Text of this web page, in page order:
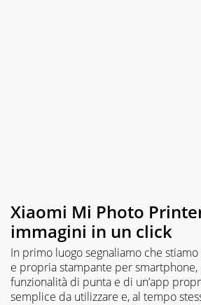
Xiaomi Mi Photo
immagini in un click
In primo luogo segnaliamo che
e propria stampante per
funzionalità di punta e di un’app
semplice da utilizzare e, al tempo